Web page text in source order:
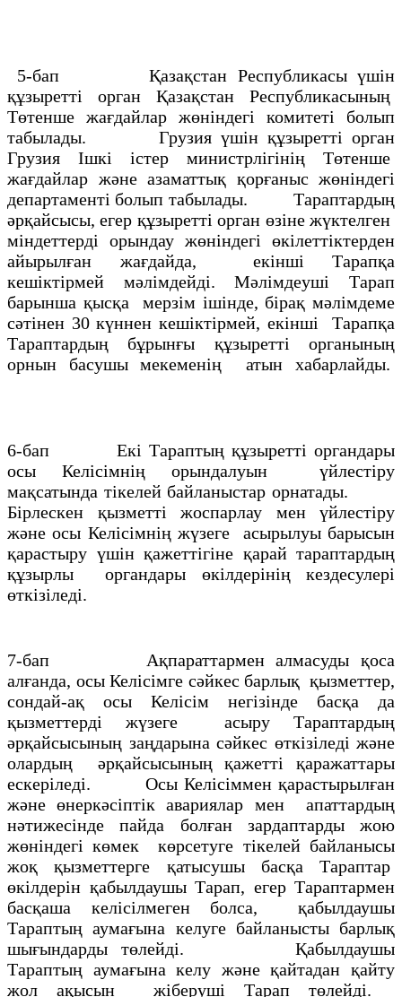
5-бап Қазақстан Республикасы үшін
құзыретті орган Қазақстан Республикасының
Төтенше жағдайлар жөніндегі комитеті болып
табылады. Грузия үшін құзыретті орган
Грузия Ішкі істер министрлігінің Төтенше
жағдайлар және азаматтық қорғаныс жөніндегі
департаменті болып табылады. Тараптардың
әрқайсысы, егер құзыретті орган өзіне жүктелген
міндеттерді орындау жөніндегі өкілеттіктерден
айырылған жағдайда, екінші Тарапқа
кешіктірмей мәлімдейді. Мәлімдеуші Тарап
барынша қысқа мерзім ішінде, бірақ мәлімдеме
сәтінен 30 күннен кешіктірмей, екінші Тарапқа
Тараптардың бұрынғы құзыретті органының
орнын басушы мекеменің атын хабарлайды.
6-бап Екі Тараптың құзыретті органдары
осы Келісімнің орындалуын үйлестіру
мақсатында тікелей байланыстар орнатады.
Бірлескен қызметті жоспарлау мен үйлестіру
және осы Келісімнің жүзеге асырылуы барысын
қарастыру үшін қажеттігіне қарай тараптардың
құзырлы органдары өкілдерінің кездесулері
өткізіледі.
7-бап Ақпараттармен алмасуды қоса
алғанда, осы Келісімге сәйкес барлық қызметтер,
сондай-ақ осы Келісім негізінде басқа да
қызметтерді жүзеге асыру Тараптардың
әрқайсысының заңдарына сәйкес өткізіледі және
олардың әрқайсысының қажетті қаражаттары
ескеріледі. Осы Келісіммен қарастырылған
және өнеркәсіптік авариялар мен апаттардың
нәтижесінде пайда болған зардаптарды жою
жөніндегі көмек көрсетуге тікелей байланысы
жоқ қызметтерге қатысушы басқа Тараптар
өкілдерін қабылдаушы Тарап, егер Тараптармен
басқаша келісілмеген болса, қабылдаушы
Тараптың аумағына келуге байланысты барлық
шығындарды төлейді. Қабылдаушы
Тараптың аумағына келу және қайтадан қайту
жол ақысын жіберуші Тарап төлейді.